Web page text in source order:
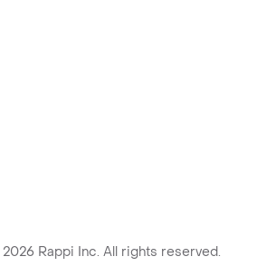
2026 Rappi Inc. All rights reserved.